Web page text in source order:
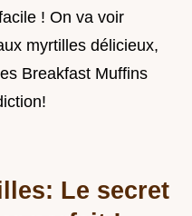
! On va voir
myrtilles délicieux,
Breakfast Muffins
Le secret